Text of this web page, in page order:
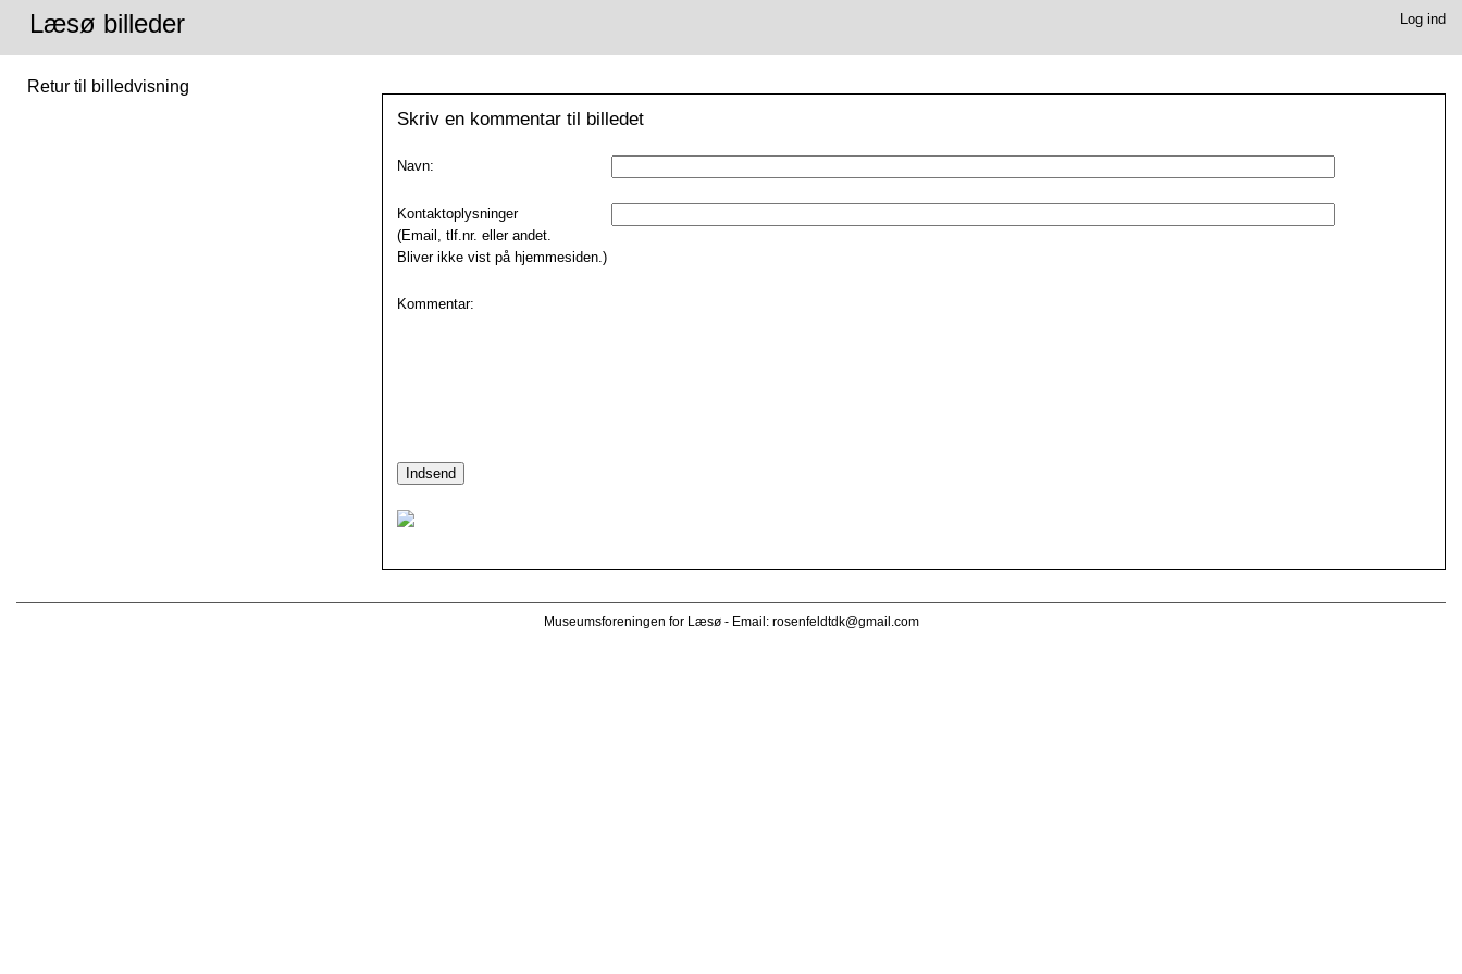
Læsø billeder Log ind
Retur til billedvisning
Skriv en kommentar til billedet
Navn:
Kontaktoplysninger
(Email, tlf.nr. eller andet.
Bliver ikke vist på hjemmesiden.)
Kommentar:
Museumsforeningen for Læsø - Email: rosenfeldtdk@gmail.com